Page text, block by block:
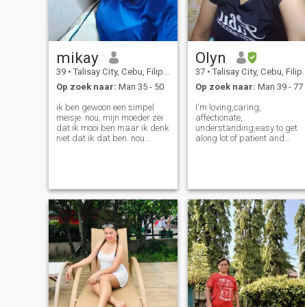
mikay
39 • Talisay City, Cebu, Filipijnen
Op zoek naar: Man 35 - 50
ik ben gewoon een simpel
meisje. nou, mijn moeder zei
dat ik mooi ben maar ik denk
niet dat ik dat ben. nou
zetten.. als u me al kent, kunt
u zien of ik een goed persoon
of wat dan ook ben. maar
één ding zeker... U zou
kunnen vallen als je me
dieper graaft :P (en door me
dieper te graven betekent
leer me meer kennen)
Olyn
37 • Talisay City, Cebu, Filipijnen
Op zoek naar: Man 39 - 77
I'm loving,caring,
affectionate,
understanding,easy to get
along lot of patient and
mind to your aid; do not cast
a shadow of doubt. My only
in